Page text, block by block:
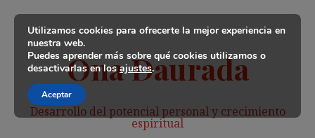
contenido
Ona Daurada
Desarrollo del potencial personal y crecimiento
espiritual
Utilizamos cookies para ofrecerte la mejor experiencia en
nuestra web.
Puedes aprender más sobre qué cookies utilizamos o
desactivarlas en losajustes.
Aceptar